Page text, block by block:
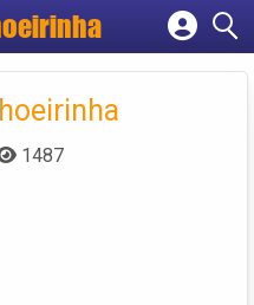
empresa
conta
1487